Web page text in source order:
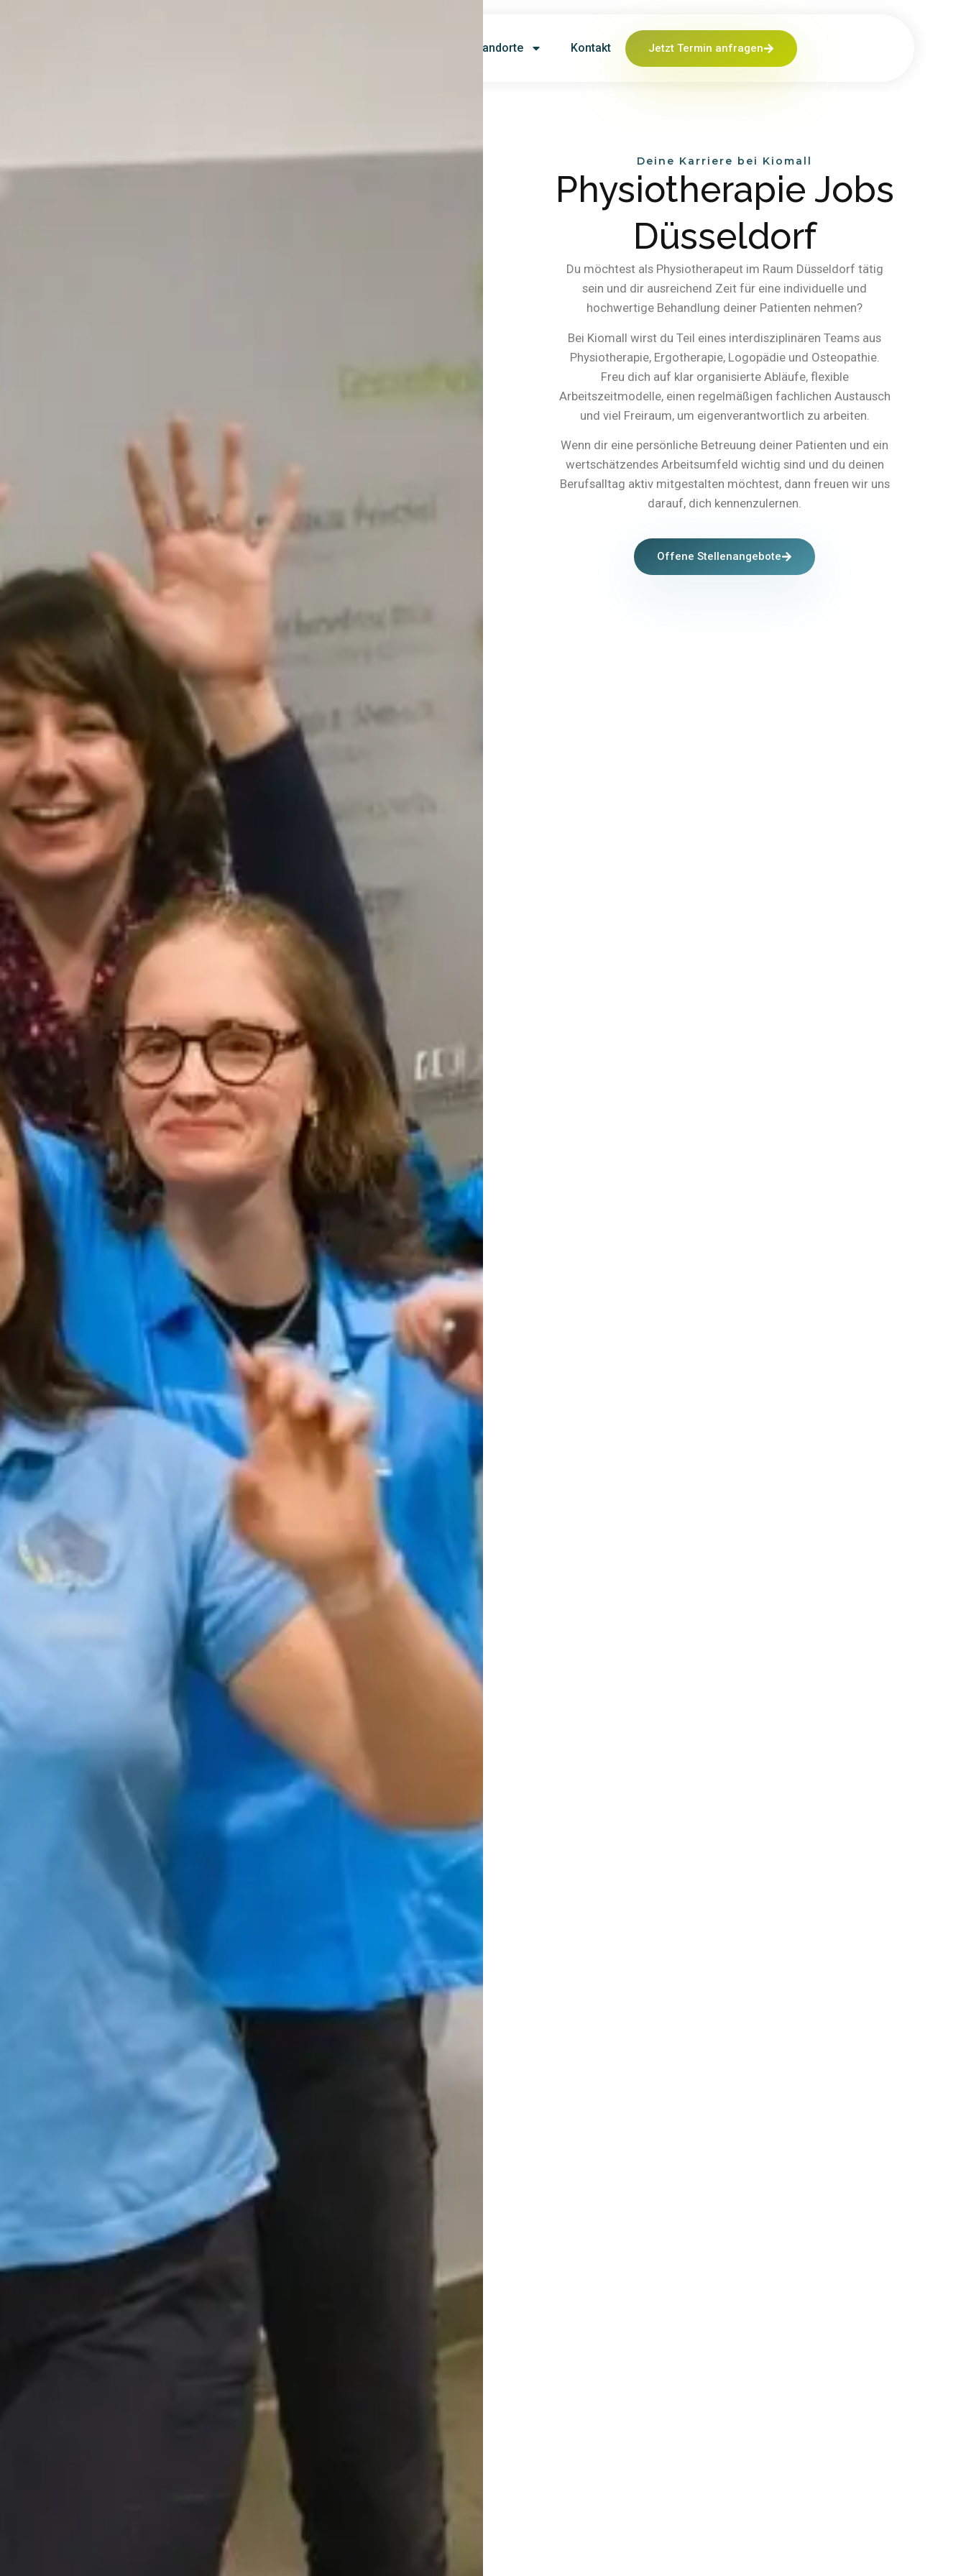
Standorte Kontakt Jetzt Termin anfragen
Deine Karriere bei Kiomall
Physiotherapie Jobs
Düsseldorf
Du möchtest als Physiotherapeut im Raum Düsseldorf tätig
sein und dir ausreichend Zeit für eine individuelle und
hochwertige Behandlung deiner Patienten nehmen?
Bei Kiomall wirst du Teil eines interdisziplinären Teams aus
Physiotherapie, Ergotherapie, Logopädie und Osteopathie.
Freu dich auf klar organisierte Abläufe, flexible
Arbeitszeitmodelle, einen regelmäßigen fachlichen Austausch
und viel Freiraum, um eigenverantwortlich zu arbeiten.
Wenn dir eine persönliche Betreuung deiner Patienten und ein
wertschätzendes Arbeitsumfeld wichtig sind und du deinen
Berufsalltag aktiv mitgestalten möchtest, dann freuen wir uns
darauf, dich kennenzulernen.
Offene Stellenangebote